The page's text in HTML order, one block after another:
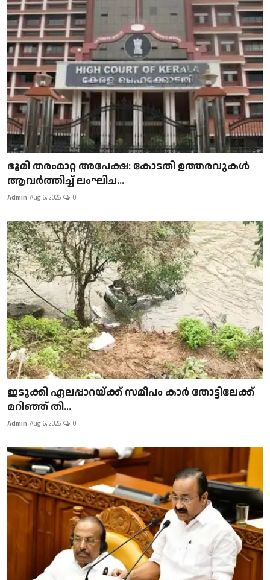
ഭൂമി തരംമാറ്റ അപേക്ഷ: കോടതി ഉത്തരവുകൾ
ആവർത്തിച്ച് ലംഘിച...
Admin Aug 6, 2026 0
ഇടുക്കി ഏലപ്പാറയ്ക്ക് സമീപം കാർ തോട്ടിലേക്ക്
മറിഞ്ഞ് തി...
Admin Aug 6, 2026 0